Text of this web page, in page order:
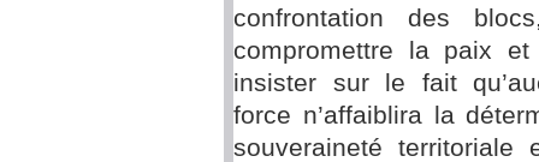
confrontation des
compromettre la paix
insister sur le fait
force n’affaiblira la
souveraineté